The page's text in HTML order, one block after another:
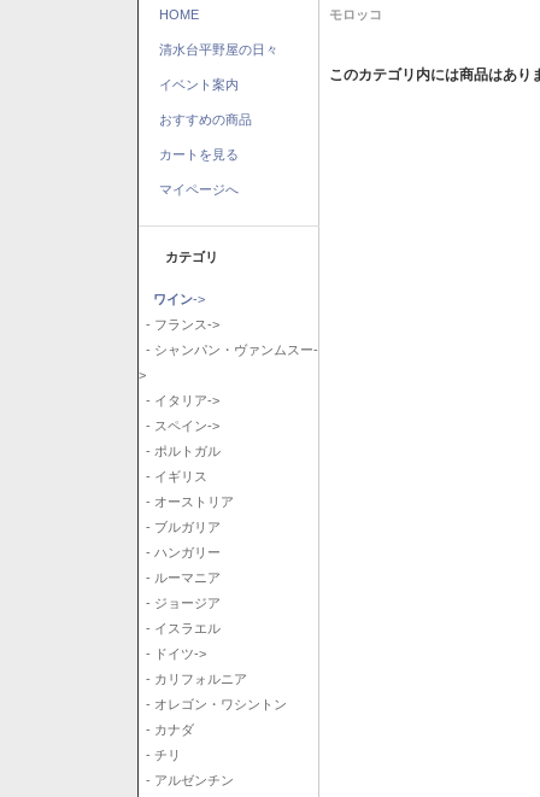
HOME
清水台平野屋の日々
イベント案内
おすすめの商品
カートを見る
マイページへ
カテゴリ
ワイン->
- フランス->
- シャンパン・ヴァンムスー-
>
- イタリア->
- スペイン->
- ポルトガル
- イギリス
- オーストリア
- ブルガリア
- ハンガリー
- ルーマニア
- ジョージア
- イスラエル
- ドイツ->
- カリフォルニア
- オレゴン・ワシントン
- カナダ
- チリ
- アルゼンチン
モロッコ
このカテゴリ内には商品はあり